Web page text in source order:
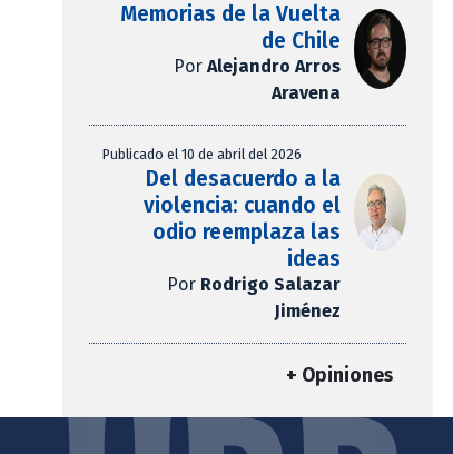
Memorias de la Vuelta
de Chile
Por Alejandro Arros
Aravena
Publicado el 10 de abril del 2026
Del desacuerdo a la
violencia: cuando el
odio reemplaza las
ideas
Por Rodrigo Salazar
Jiménez
+ Opiniones